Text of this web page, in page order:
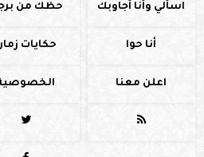
اسألي وأنا أجاوبك حظك من
أنا حوا حكايات
اعلن معنا

